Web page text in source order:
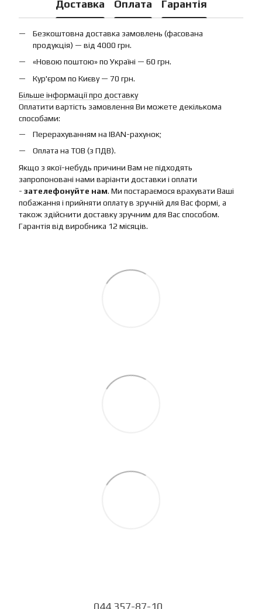
Доставка Оплата Гарантія
Безкоштовна доставка замовлень (фасована
продукція) — від 4000 грн.
«Новою поштою» по Україні — 60 грн.
Кур'єром по Києву — 70 грн.
Більше інформації про доставку
Оплатити вартість замовлення Ви можете декількома
способами:
Перерахуванням на IBAN-рахунок;
Оплата на ТОВ (з ПДВ).
Якщо з якої-небудь причини Вам не підходять
запропоновані нами варіанти доставки і оплати
- зателефонуйте нам. Ми постараємося врахувати Ваші
побажання і прийняти оплату в зручній для Вас формі, а
також здійснити доставку зручним для Вас способом.
Гарантія від виробника 12 місяців.
044 357-87-10